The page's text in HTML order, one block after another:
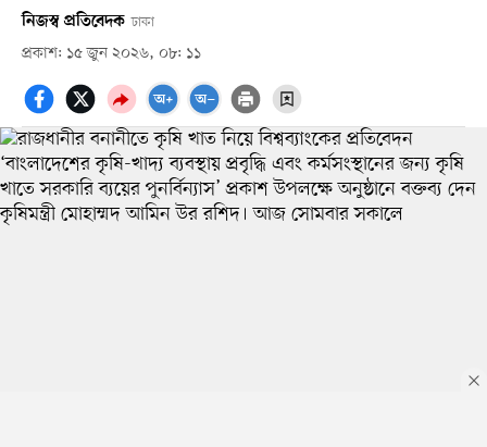
নিজস্ব প্রতিবেদক ঢাকা
প্রকাশ: ১৫ জুন ২০২৬, ০৮: ১১